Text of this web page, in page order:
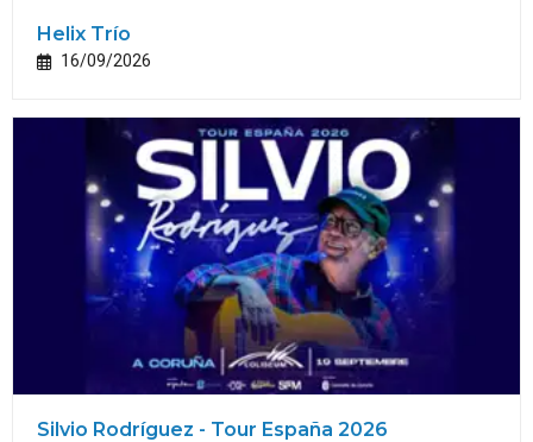
Helix Trío
16/09/2026
Silvio Rodríguez - Tour España 2026